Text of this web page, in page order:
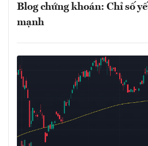
Blog chứng khoán: Chỉ số
mạnh